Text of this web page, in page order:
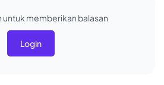
untuk memberikan balasan
Login